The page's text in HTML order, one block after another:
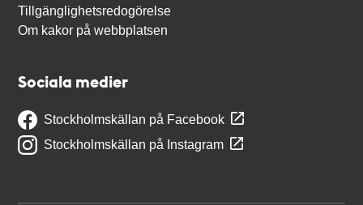
Tillgänglighetsredogörelse
Om kakor på webbplatsen
Sociala medier
Stockholmskällan på Facebook
Stockholmskällan på Instagram